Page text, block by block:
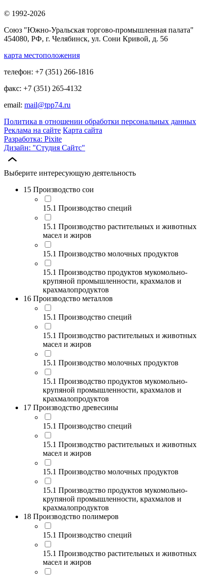
© 1992-2026
Союз "Южно-Уральская торгово-промышленная палата"
454080, РФ, г. Челябинск, ул. Сони Кривой, д. 56
карта местоположения
телефон: +7 (351) 266-1816
факс: +7 (351) 265-4132
email: mail@tpp74.ru
Политика в отношении обработки персональных данных
Реклама на сайте Карта сайта
Разработка: Pixite
Дизайн: "Студия Сайтс"
Выберите интересующую деятельность
15 Производство сои
15.1 Производство специй
15.1 Производство растительных и животных
масел и жиров
15.1 Производство молочных продуктов
15.1 Производство продуктов мукомольно-
крупяной промышленности, крахмалов и
крахмалопродуктов
16 Производство металлов
15.1 Производство специй
15.1 Производство растительных и животных
масел и жиров
15.1 Производство молочных продуктов
15.1 Производство продуктов мукомольно-
крупяной промышленности, крахмалов и
крахмалопродуктов
17 Производство древесины
15.1 Производство специй
15.1 Производство растительных и животных
масел и жиров
15.1 Производство молочных продуктов
15.1 Производство продуктов мукомольно-
крупяной промышленности, крахмалов и
крахмалопродуктов
18 Производство полимеров
15.1 Производство специй
15.1 Производство растительных и животных
масел и жиров